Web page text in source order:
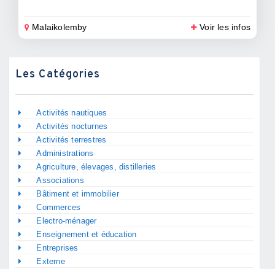
Malaikolemby Voir les infos
Les Catégories
Activités nautiques
Activités nocturnes
Activités terrestres
Administrations
Agriculture, élevages, distilleries
Associations
Bâtiment et immobilier
Commerces
Electro-ménager
Enseignement et éducation
Entreprises
Externe